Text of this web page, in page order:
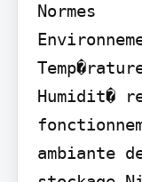
Normes
Humidit�
ambiante